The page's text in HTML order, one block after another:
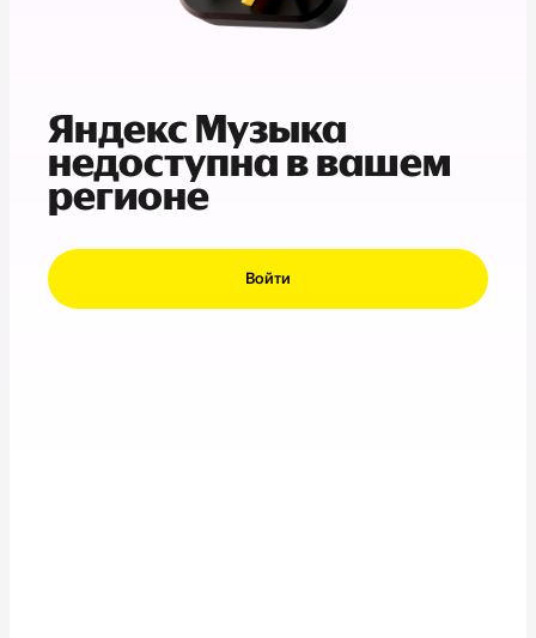
Яндекс Музыка
недоступна в вашем
регионе
Войти